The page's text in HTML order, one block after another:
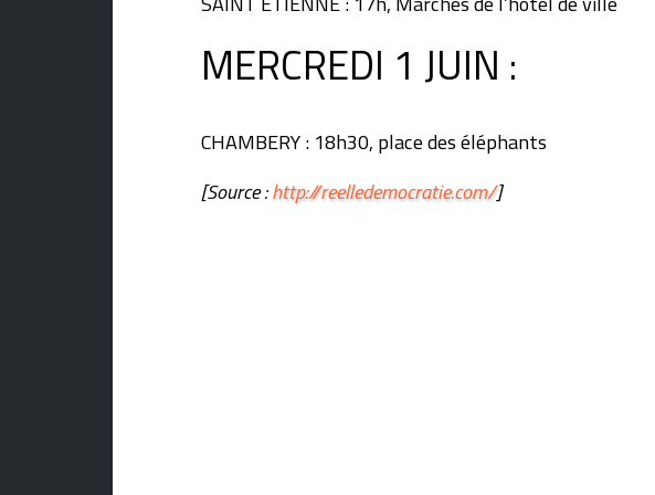
MERCREDI 1 JUIN :
CHAMBERY : 18h30, place des éléphants
[Source :http://reelledemocratie.com/]